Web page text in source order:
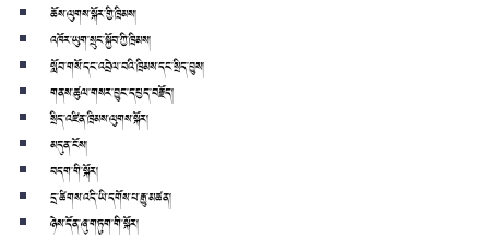
ཆོས་ལུགས་སྐོར་གྱི་ཁྲིམས།
འཁོར་ཡུག་སྲུང་སྐྱོབ་ཀྱི་ཁྲིམས།
སློབ་གསོ་དང་འབྲེལ་བའི་ཁྲིམས་དང་སྲིད་བྱུས།
གནས་ཚུལ་གསར་བྱུང་དཔྱད་བརྗོད།
སྲིད་འཛིན་ཁྲིམས་ལུགས་སྐོར།
མདུན་ངོས།
བདག་གི་སྐོར།
དྲ་ཚིགས་འདི་ཡི་དགོས་པ་རྒྱུ་མཚན།
ཉེས་དོན་ཞུ་གཏུག་གི་སྐོར།